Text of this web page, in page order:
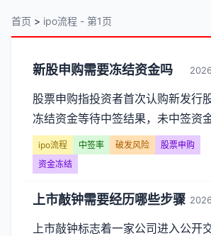
首页 > ipo流程 - 第1页
分
类
【ipo
流
程】
文
新股申购需要冻结资金吗
股票申购指投资者首次认购新发行
冻结资金等待中签结果，未中签资
ipo流程 中签率 破发风险
股票申购
资金冻结
上市敲钟需要经历哪些步骤
上市敲钟标志着一家公司进入公开